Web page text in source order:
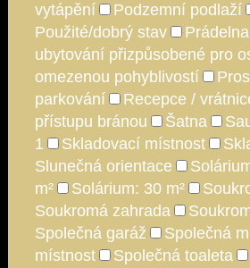
vytápění
Podzemní podlaží
Použité/dobrý stav
Prádelna
ubytování přizpůsobené pro
omezenou pohyblivostí
parkování
Recepce /
přístupu bránou
Šatna
1
Skladovací místnost
Slunečná orientace
m²
Solárium: 30 m²
Soukromá zahrada
Společná garáž
Společná
místnost
Společná toaleta